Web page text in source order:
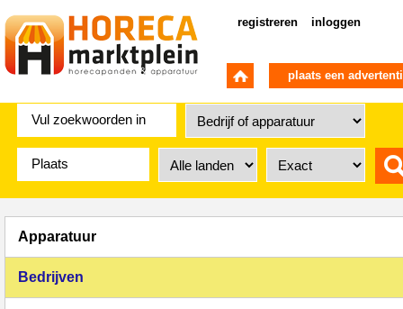
registreren inloggen
plaats een
Apparatuur
Bedrijven